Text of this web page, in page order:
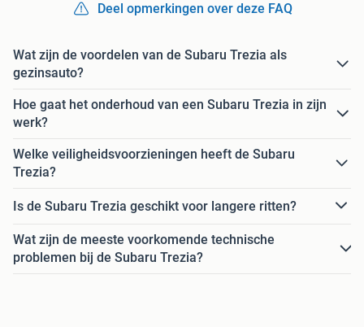
Deel opmerkingen over deze FAQ
Wat zijn de voordelen van de Subaru Trezia als
gezinsauto?
Hoe gaat het onderhoud van een Subaru Trezia in zijn
werk?
Welke veiligheidsvoorzieningen heeft de Subaru
Trezia?
Is de Subaru Trezia geschikt voor langere ritten?
Wat zijn de meeste voorkomende technische
problemen bij de Subaru Trezia?